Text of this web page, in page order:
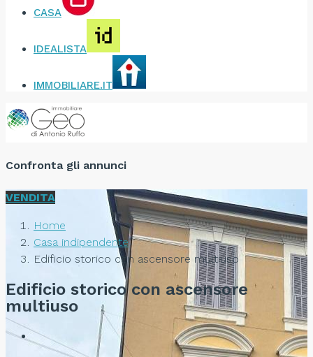
CASA
IDEALISTA
IMMOBILIARE.IT
Confronta gli annunci
VENDITA
Home
Casa indipendente
Edificio storico con ascensore multiuso
Edificio storico con ascensore
multiuso